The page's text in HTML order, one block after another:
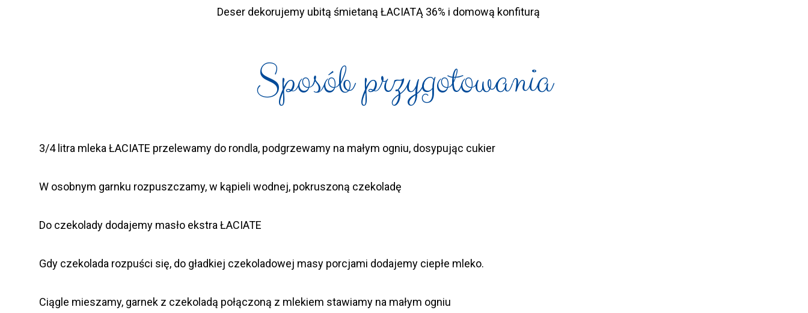
Deser dekorujemy ubitą śmietaną ŁACIATĄ 36% i domową konfiturą
Sposób przygotowania
3/4 litra mleka ŁACIATE przelewamy do rondla, podgrzewamy na małym ogniu, dosypując cukier
W osobnym garnku rozpuszczamy, w kąpieli wodnej, pokruszoną czekoladę
Do czekolady dodajemy masło ekstra ŁACIATE
Gdy czekolada rozpuści się, do gładkiej czekoladowej masy porcjami dodajemy ciepłe mleko.
Ciągle mieszamy, garnek z czekoladą połączoną z mlekiem stawiamy na małym ogniu